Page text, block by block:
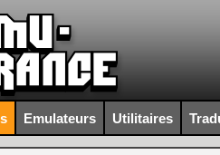
Emulateurs Utilitaires